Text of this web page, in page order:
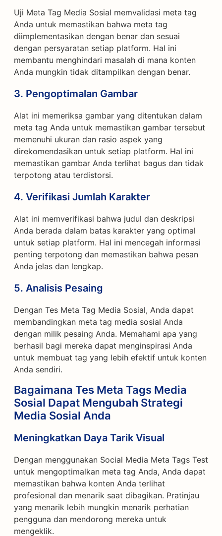
Uji Meta Tag Media Sosial memvalidasi meta tag
Anda untuk memastikan bahwa meta tag
diimplementasikan dengan benar dan sesuai
dengan persyaratan setiap platform. Hal ini
membantu menghindari masalah di mana konten
Anda mungkin tidak ditampilkan dengan benar.
3. Pengoptimalan Gambar
Alat ini memeriksa gambar yang ditentukan dalam
meta tag Anda untuk memastikan gambar tersebut
memenuhi ukuran dan rasio aspek yang
direkomendasikan untuk setiap platform. Hal ini
memastikan gambar Anda terlihat bagus dan tidak
terpotong atau terdistorsi.
4. Verifikasi Jumlah Karakter
Alat ini memverifikasi bahwa judul dan deskripsi
Anda berada dalam batas karakter yang optimal
untuk setiap platform. Hal ini mencegah informasi
penting terpotong dan memastikan bahwa pesan
Anda jelas dan lengkap.
5. Analisis Pesaing
Dengan Tes Meta Tag Media Sosial, Anda dapat
membandingkan meta tag media sosial Anda
dengan milik pesaing Anda. Memahami apa yang
berhasil bagi mereka dapat menginspirasi Anda
untuk membuat tag yang lebih efektif untuk konten
Anda sendiri.
Bagaimana Tes Meta Tags Media
Sosial Dapat Mengubah Strategi
Media Sosial Anda
Meningkatkan Daya Tarik Visual
Dengan menggunakan Social Media Meta Tags Test
untuk mengoptimalkan meta tag Anda, Anda dapat
memastikan bahwa konten Anda terlihat
profesional dan menarik saat dibagikan. Pratinjau
yang menarik lebih mungkin menarik perhatian
pengguna dan mendorong mereka untuk
mengeklik.